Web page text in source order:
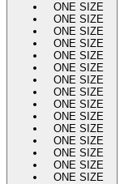
ONE SIZE
ONE SIZE
ONE SIZE
ONE SIZE
ONE SIZE
ONE SIZE
ONE SIZE
ONE SIZE
ONE SIZE
ONE SIZE
ONE SIZE
ONE SIZE
ONE SIZE
ONE SIZE
ONE SIZE